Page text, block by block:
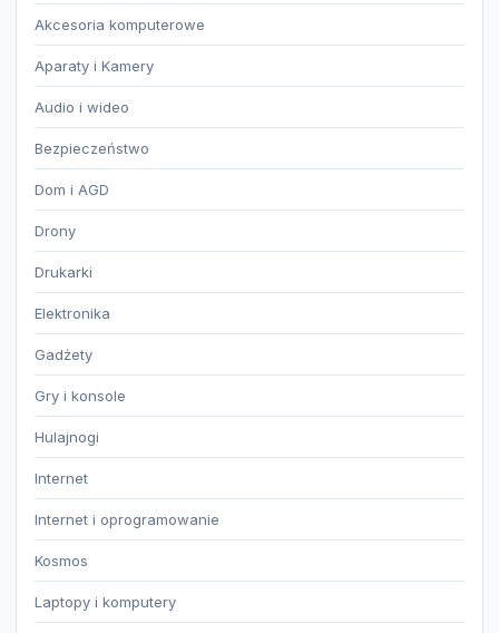
Akcesoria komputerowe
Aparaty i Kamery
Audio i wideo
Bezpieczeństwo
Dom i AGD
Drony
Drukarki
Elektronika
Gadżety
Gry i konsole
Hulajnogi
Internet
Internet i oprogramowanie
Kosmos
Laptopy i komputery